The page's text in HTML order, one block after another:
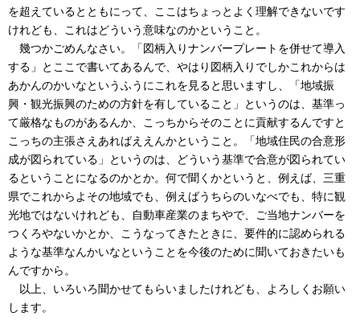
を超えているとともにって、ここはちょっとよく理解できないです
けれども、これはどういう意味なのかということ。
幾つかごめんなさい。「図柄入りナンバープレートを併せて導入
する」とここで書いてあるんで、やはり図柄入りでしかこれからは
あかんのかいなというふうにこれを見ると思いますし、「地域振
興・観光振興のための方針を有していること」というのは、基準っ
て厳格なものがあるんか、こっちからそのことに貢献するんですと
こっちの主張さえあればええんかということ。「地域住民の合意形
成が図られている」というのは、どういう基準で合意が図られてい
るということになるのかとか。何で聞くかというと、例えば、三重
県でこれからよその地域でも、例えばうちらのいなべでも、特に観
光地ではないけれども、自動車産業のまちやで、ご当地ナンバーを
つくろやないかとか、こうなってきたときに、要件的に認められる
ような基準なんかいなということを今後のために聞いておきたいも
んですから。
以上、いろいろ聞かせてもらいましたけれども、よろしくお願い
します。